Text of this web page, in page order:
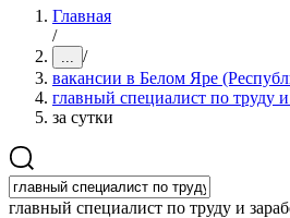
Главная
/
... /
вакансии в Белом Яре
главный специалист по труду
за сутки
главный специалист по труду и